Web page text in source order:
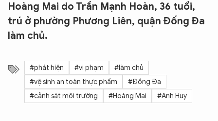
Hoàng Mai do Trần Mạnh Hoàn, 36 tuổi,
trú ở phường Phương Liên, quận Đống Đa
làm chủ.
#phát hiện #vi phạm
#làm chủ
#vệ sinh an toàn thực phẩm
#Đống Đa
#cảnh sát môi trường
#Hoàng Mai #Anh Huy